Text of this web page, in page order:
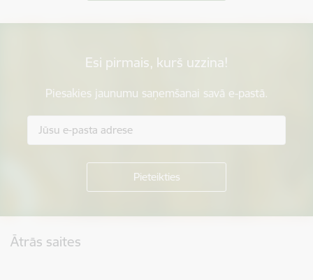
Esi pirmais, kurš uzzina!
Piesakies jaunumu saņemšanai savā e-pastā.
Ātrās saites